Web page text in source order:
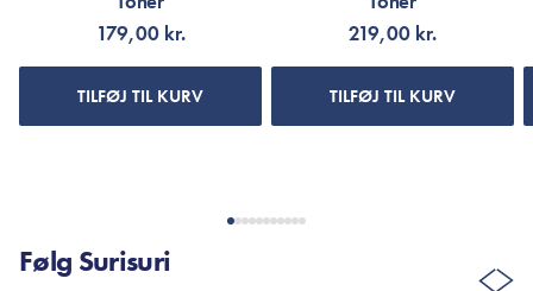
179,00 kr.
TILFØJ TIL KURV
219,00 kr.
TILFØJ TIL KURV
Følg Surisuri